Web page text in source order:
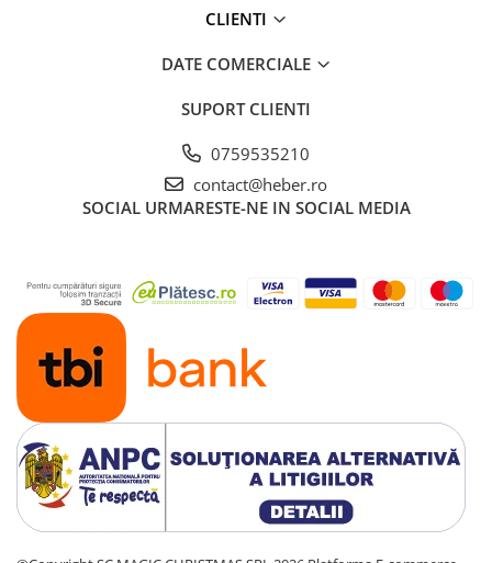
CLIENTI
DATE COMERCIALE
SUPORT CLIENTI
0759535210
contact@heber.ro
SOCIAL URMARESTE-NE IN SOCIAL MEDIA